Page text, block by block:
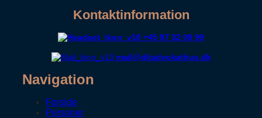
Kontaktinformation
+45 97 32 09 99
mail@ditadvokathus.dk
Navigation
Forside
Personer